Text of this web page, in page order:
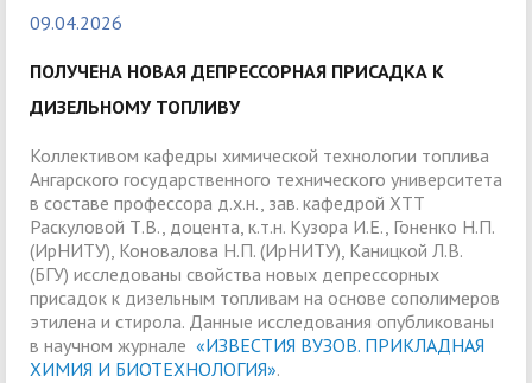
09.04.2026
ПОЛУЧЕНА НОВАЯ ДЕПРЕССОРНАЯ ПРИСАДКА К
ДИЗЕЛЬНОМУ ТОПЛИВУ
Коллективом кафедры химической технологии топлива
Ангарского государственного технического университета
в составе профессора д.х.н., зав. кафедрой ХТТ
Раскуловой Т.В., доцента, к.т.н. Кузора И.Е., Гоненко Н.П.
(ИрНИТУ), Коновалова Н.П. (ИрНИТУ), Каницкой Л.В.
(БГУ) исследованы свойства новых депрессорных
присадок к дизельным топливам на основе сополимеров
этилена и стирола. Данные исследования опубликованы
в научном журнале «ИЗВЕСТИЯ ВУЗОВ. ПРИКЛАДНАЯ
ХИМИЯ И БИОТЕХНОЛОГИЯ».